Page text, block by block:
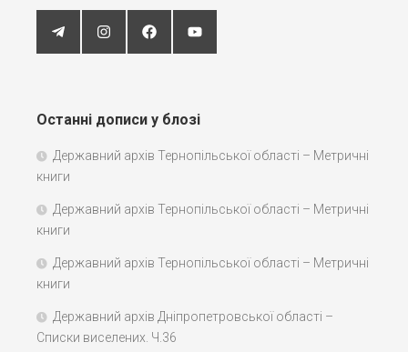
Останні дописи у блозі
Державний архів Тернопільської області – Метричні
книги
Державний архів Тернопільської області – Метричні
книги
Державний архів Тернопільської області – Метричні
книги
Державний архів Дніпропетровської області –
Списки виселених. Ч.36